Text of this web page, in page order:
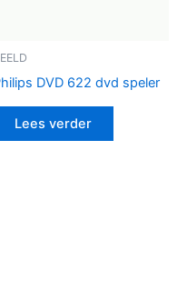
DVD 622 dvd speler
Lees verder